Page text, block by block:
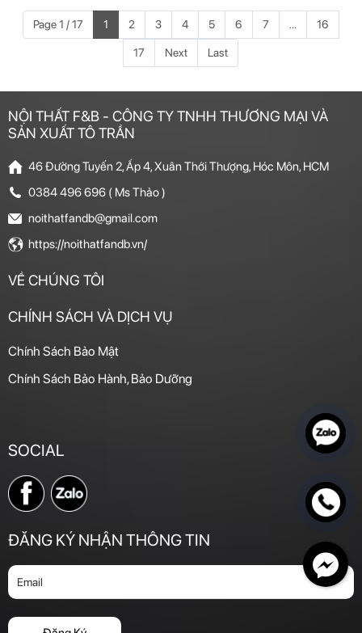
GIAN
Page 1 / 17 1 2 3 4 5 6 7 ... 16
17 Next Last
NỘI THẤT F&B - CÔNG TY TNHH THƯƠNG MẠI VÀ
SẢN XUẤT TÔ TRẦN
46 Đường Tuyến 2, Ấp 4, Xuân Thới Thượng, Hóc Môn, HCM
0384 496 696 ( Ms Thảo )
noithatfandb@gmail.com
https://noithatfandb.vn/
VỀ CHÚNG TÔI
CHÍNH SÁCH VÀ DỊCH VỤ
Chính Sách Bảo Mật
Chính Sách Bảo Hành, Bảo Dưỡng
SOCIAL
ĐĂNG KÝ NHẬN THÔNG TIN